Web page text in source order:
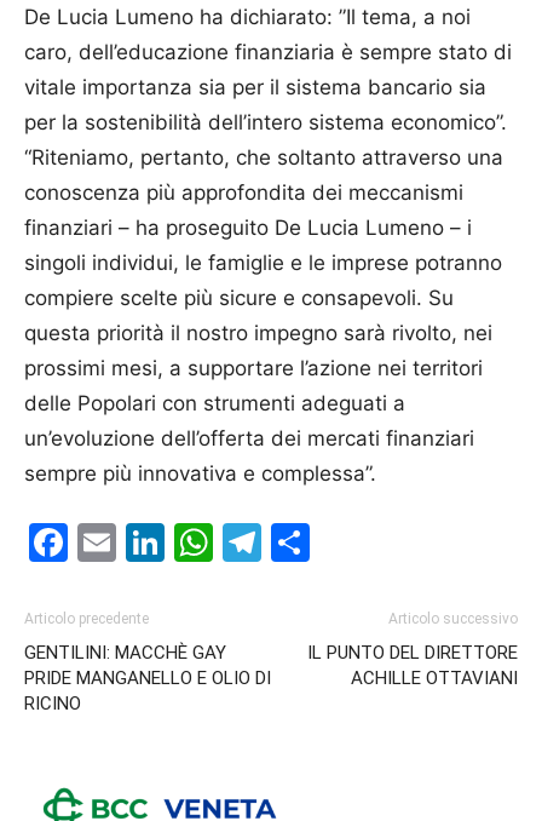
De Lucia Lumeno ha dichiarato: ”Il tema, a noi
caro, dell’educazione finanziaria è sempre stato di
vitale importanza sia per il sistema bancario sia
per la sostenibilità dell’intero sistema economico”.
“Riteniamo, pertanto, che soltanto attraverso una
conoscenza più approfondita dei meccanismi
finanziari – ha proseguito De Lucia Lumeno – i
singoli individui, le famiglie e le imprese potranno
compiere scelte più sicure e consapevoli. Su
questa priorità il nostro impegno sarà rivolto, nei
prossimi mesi, a supportare l’azione nei territori
delle Popolari con strumenti adeguati a
un’evoluzione dell’offerta dei mercati finanziari
sempre più innovativa e complessa”.
Facebook
EmailLinkedIn
WhatsApp
Telegram
Articolo precedente
GENTILINI: MACCHÈ GAY
PRIDE MANGANELLO E OLIO DI
RICINO
Articolo successivo
IL PUNTO DEL DIRETTORE
ACHILLE OTTAVIANI